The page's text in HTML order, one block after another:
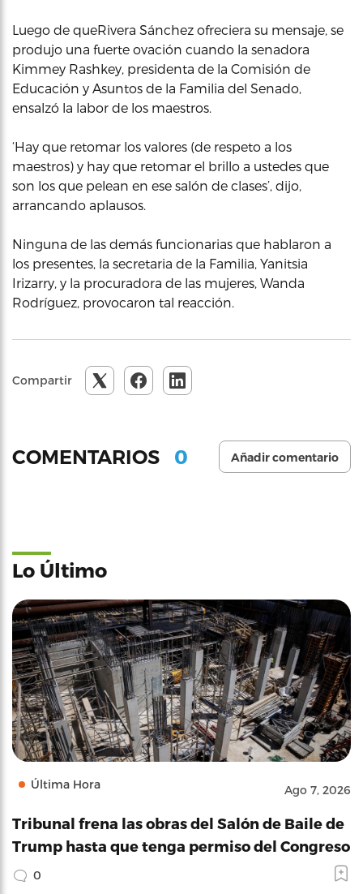
Luego de queRivera Sánchez ofreciera su mensaje, se
produjo una fuerte ovación cuando la senadora
Kimmey Rashkey, presidenta de la Comisión de
Educación y Asuntos de la Familia del Senado,
ensalzó la labor de los maestros.
‘Hay que retomar los valores (de respeto a los
maestros) y hay que retomar el brillo a ustedes que
son los que pelean en ese salón de clases’, dijo,
arrancando aplausos.
Ninguna de las demás funcionarias que hablaron a
los presentes, la secretaria de la Familia, Yanitsia
Irizarry, y la procuradora de las mujeres, Wanda
Rodríguez, provocaron tal reacción.
Compartir
COMENTARIOS 0 Añadir comentario
Lo Último
Última Hora Ago 7, 2026
Tribunal frena las obras del Salón de Baile de
Trump hasta que tenga permiso del Congreso
0